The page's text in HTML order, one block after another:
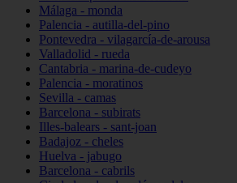
Málaga - monda
Palencia - autilla-del-pino
Pontevedra - vilagarcía-de-arousa
Valladolid - rueda
Cantabria - marina-de-cudeyo
Palencia - moratinos
Sevilla - camas
Barcelona - subirats
Illes-balears - sant-joan
Badajoz - cheles
Huelva - jabugo
Barcelona - cabrils